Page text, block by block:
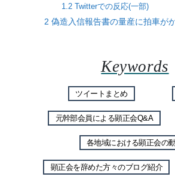
1.2Twitterでの反応(一部)
2 偽造入信報告書の量産に拍車が
Keywords
ツイートまとめ
元幹部会員による顕正会Q&A
各地域における顕正会の
顕正会を辞めた方々のブログ紹介